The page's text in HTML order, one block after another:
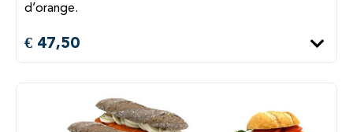
d’orange.
€ 47,50